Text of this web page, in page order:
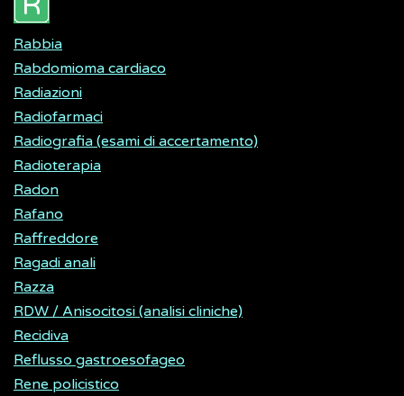
Rabbia
Rabdomioma cardiaco
Radiazioni
Radiofarmaci
Radiografia (esami di accertamento)
Radioterapia
Radon
Rafano
Raffreddore
Ragadi anali
Razza
RDW / Anisocitosi (analisi cliniche)
Recidiva
Reflusso gastroesofageo
Rene policistico